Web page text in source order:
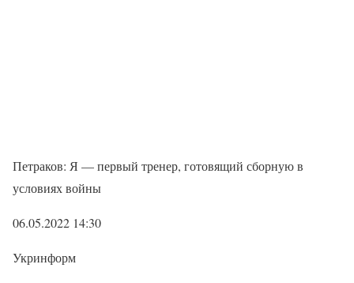
Петраков: Я — первый тренер, готовящий сборную в
условиях войны
06.05.2022 14:30
Укринформ